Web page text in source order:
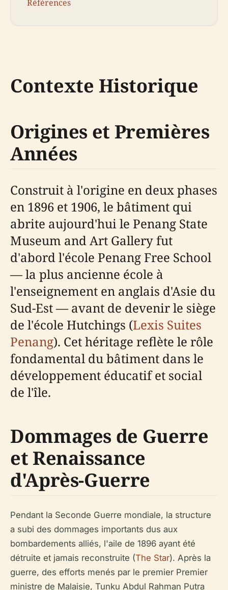
Références
Contexte Historique
Origines et Premières
Années
Construit à l'origine en deux phases
en 1896 et 1906, le bâtiment qui
abrite aujourd'hui le Penang State
Museum and Art Gallery fut
d'abord l'école Penang Free School
— la plus ancienne école à
l'enseignement en anglais d'Asie du
Sud-Est — avant de devenir le siège
de l'école Hutchings (Lexis Suites
Penang). Cet héritage reflète le rôle
fondamental du bâtiment dans le
développement éducatif et social
de l'île.
Dommages de Guerre
et Renaissance
d'Après-Guerre
Pendant la Seconde Guerre mondiale, la structure
a subi des dommages importants dus aux
bombardements alliés, l'aile de 1896 ayant été
détruite et jamais reconstruite (The Star). Après la
guerre, des efforts menés par le premier Premier
ministre de Malaisie, Tunku Abdul Rahman Putra